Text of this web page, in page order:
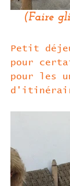
(Faire
Petit
pour
pour les